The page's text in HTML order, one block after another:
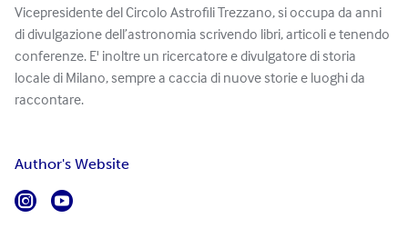
Vicepresidente del Circolo Astrofili Trezzano, si occupa da anni
di divulgazione dell’astronomia scrivendo libri, articoli e tenendo
conferenze. E' inoltre un ricercatore e divulgatore di storia
locale di Milano, sempre a caccia di nuove storie e luoghi da
raccontare.
Author's Website